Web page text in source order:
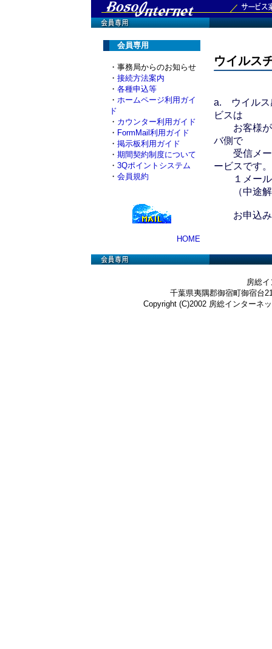
会員専用
・事務局からのお知らせ
・ 接続方法案内
・ 各種申込等
・ ホームページ利用ガイ
ド
・ カウンター利用ガイド
・ FormMail利用ガイド
・ 掲示板利用ガイド
・ 期間契約制度について
・ 3Qポイントシステム
・ 会員規約
HOME
ウイルス
a. ウイルス
ビスは
お客様が
バ側で
受信メー
ービスです。
１メール
（中途解
お申込み
房総
千葉県夷隅郡御宿町御宿台
Copyright (C)2002 房総インターネ